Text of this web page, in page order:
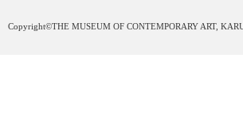
Copyright©THE MUSEUM OF CONTEMPORARY ART,